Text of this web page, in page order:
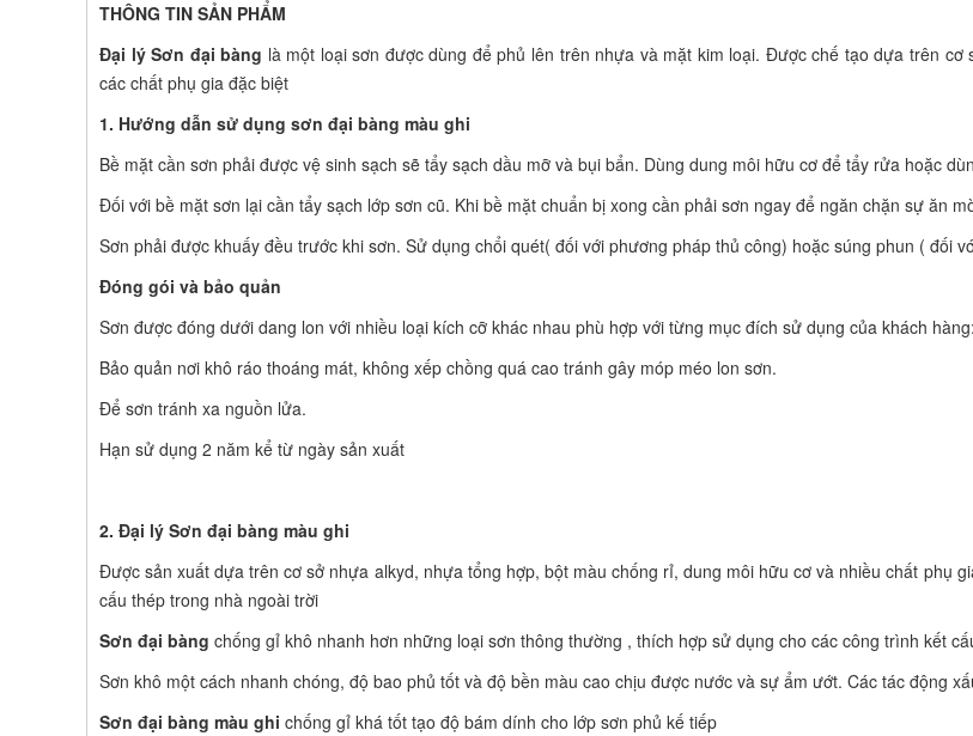
THÔNG TIN SẢN PHẨM
Đại lý Sơn đại bàng là một loại sơn được dùng để phủ lên trên nhựa và mặt kim loại. Được chế tạo dựa trên
các chất phụ gia đặc biệt
1. Hướng dẫn sử dụng sơn đại bàng màu ghi
Bề mặt cần sơn phải được vệ sinh sạch sẽ tẩy sạch dầu mỡ và bụi bẩn. Dùng dung môi hữu cơ để tẩy rửa hoặc
Đối với bề mặt sơn lại cần tẩy sạch lớp sơn cũ. Khi bề mặt chuẩn bị xong cần phải sơn ngay để ngăn chặn sự ăn
Sơn phải được khuấy đều trước khi sơn. Sử dụng chổi quét( đối với phương pháp thủ công) hoặc súng phun ( đối
Đóng gói và bảo quản
Sơn được đóng dưới dang lon với nhiều loại kích cỡ khác nhau phù hợp với từng mục đích sử dụng của khách
Bảo quản nơi khô ráo thoáng mát, không xếp chồng quá cao tránh gây móp méo lon sơn.
Để sơn tránh xa nguồn lửa.
Hạn sử dụng 2 năm kể từ ngày sản xuất
2. Đại lý Sơn đại bàng màu ghi
Được sản xuất dựa trên cơ sở nhựa alkyd, nhựa tổng hợp, bột màu chống rỉ, dung môi hữu cơ và nhiều chất phụ
cấu thép trong nhà ngoài trời
Sơn đại bàng chống gỉ khô nhanh hơn những loại sơn thông thường , thích hợp sử dụng cho các công trình kết
Sơn khô một cách nhanh chóng, độ bao phủ tốt và độ bền màu cao chịu được nước và sự ẩm ướt. Các tác động
Sơn đại bàng màu ghi chống gỉ khá tốt tạo độ bám dính cho lớp sơn phủ kế tiếp